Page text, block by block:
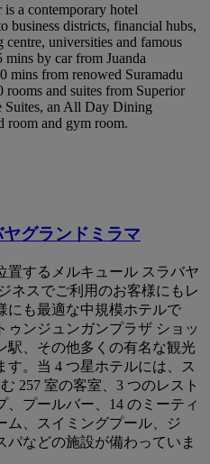
a contemporary hotel
business districts, financial hubs,
universities and famous
by car from Juanda
mins from renowed Suramadu
and suites from Superior
Suites, an All Day Dining
room and gym room.
グランドミラマ
置するメルキュール スラバヤ
ネスでご利用のお客様にもレ
にも最適な中規模ホテルで
ゥンジュンガンプラザ ショッ
駅、その他多くの有名な観光
す。当 4 つ星ホテルには、ス
257 室の客室、3 つのレスト
、プールバー、14 のミーティ
ム、スイミングプール、ジ
パなどの施設が備わっていま